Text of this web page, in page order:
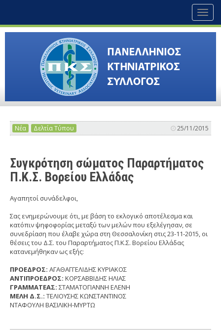
Νέα Δελτία Τύπου 25/11/2015
Συγκρότηση σώματος Παραρτήματος
Π.Κ.Σ. Βορείου Ελλάδας
Αγαπητοί συνάδελφοι,
Σας ενημερώνουμε ότι, με βάση το εκλογικό αποτέλεσμα και
κατόπιν ψηφοφορίας μεταξύ των μελών που εξελέγησαν, σε
συνεδρίαση που έλαβε χώρα στη Θεσσαλονίκη στις 23-11-2015, οι
θέσεις του Δ.Σ. του Παραρτήματος Π.Κ.Σ. Βορείου Ελλάδας
κατανεμήθηκαν ως εξής:
ΠΡΟΕΔΡΟΣ: ΑΓΑΘΑΓΓΕΛΙΔΗΣ ΚΥΡΙΑΚΟΣ
ΑΝΤΙΠΡΟΕΔΡΟΣ: ΚΟΡΣΑΒΒΙΔΗΣ ΗΛΙΑΣ
ΓΡΑΜΜΑΤΕΑΣ: ΣΤΑΜΑΤΟΓΙΑΝΝΗ ΕΛΕΝΗ
ΜΕΛΗ Δ.Σ.: ΤΕΛΙΟΥΣΗΣ ΚΩΝΣΤΑΝΤΙΝΟΣ
ΝΤΑΦΟΥΛΗ ΒΑΣΙΛΙΚΗ-ΜΥΡΤΩ